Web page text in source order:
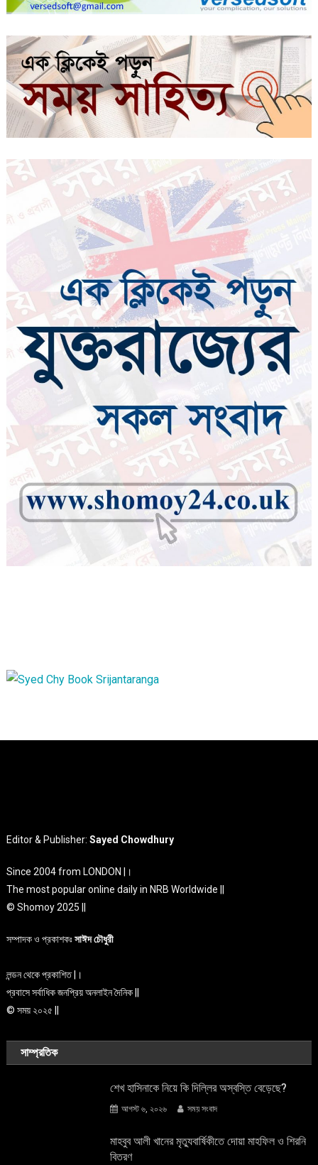
Editor & Publisher:Sayed Chowdhury
Since 2004 from LONDON |।
The most popular online daily in NRB Worldwide ||
© Shomoy 2025 ||
সম্পাদক ও প্রকাশকঃসাঈদ চৌধুরী
লন্ডন থেকে প্রকাশিত |।
প্রবাসে সর্বাধিক জনপ্রিয় অনলাইন দৈনিক ||
© সময় ২০২৫ ||
সাম্প্রতিক
শেখ হাসিনাকে নিয়ে কি দিল্লির অস্বস্তি বেড়েছে?
আগস্ট ৬, ২০২৬ সময় সংবাদ
মাহবুব আলী খানের মৃত্যুবার্ষিকীতে দোয়া মাহফিল ও শিরনি
বিতরণ